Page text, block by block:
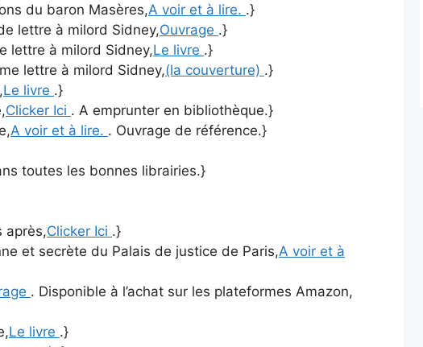
du baron Masères,A voir et à lire. .}
lettre à milord Sidney,Ouvrage .}
lettre à milord Sidney,Le livre .}
lettre à milord Sidney,(la couverture) .}
Le livre .}
Clicker Ici . A emprunter en bibliothèque.}
A voir et à lire. . Ouvrage de référence.}
toutes les bonnes librairies.}
après,Clicker Ici .}
et secrète du Palais de justice de Paris,A voir et à
. Disponible à l’achat sur les plateformes Amazon,
Le livre .}